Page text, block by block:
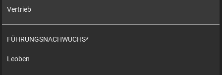
Vertrieb
FÜHRUNGSNACHWUCHS*
Leoben